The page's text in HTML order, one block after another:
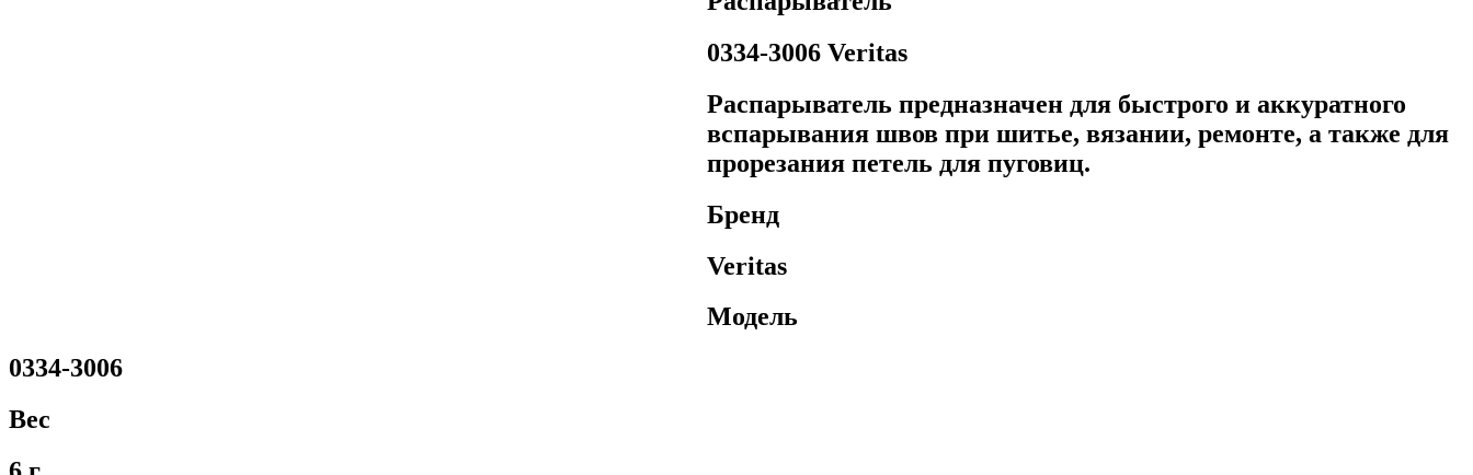
0334-3006 Veritas
Распарыватель предназначен для быстрого и аккуратного
вспарывания швов при шитье, вязании, ремонте, а также для
прорезания петель для пуговиц.
Бренд
Veritas
Модель
0334-3006
Вес